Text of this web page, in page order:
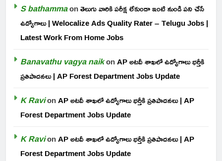
S bathammaonతెలుగు వారికి పరీక్ష లేకుండా ఇంటి నుండి పని చేసే
ఉద్యోగాలు | Welocalize Ads Quality Rater – Telugu Jobs |
Latest Work From Home Jobs
Banavathu vagya naikonAP అటవీ శాఖలో ఉద్యోగాలు భర్తీకి
ప్రతిపాదనలు | AP Forest Department Jobs Update
K RavionAP అటవీ శాఖలో ఉద్యోగాలు భర్తీకి ప్రతిపాదనలు | AP
Forest Department Jobs Update
K RavionAP అటవీ శాఖలో ఉద్యోగాలు భర్తీకి ప్రతిపాదనలు | AP
Forest Department Jobs Update